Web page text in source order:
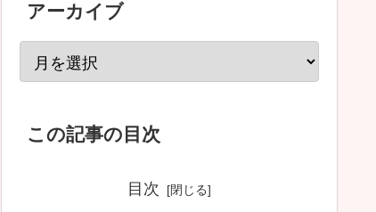
アーカイブ
この記事の目次
目次